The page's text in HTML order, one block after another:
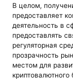
В целом,
предоставляет
деятельность в
предоставлять
регуляторная
прозрачность
местом для
криптовалютного